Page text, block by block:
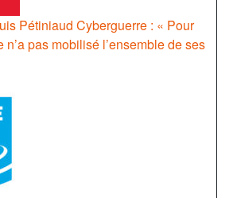
Pétiniaud Cyberguerre : « Pour
n’a pas mobilisé l’ensemble de ses